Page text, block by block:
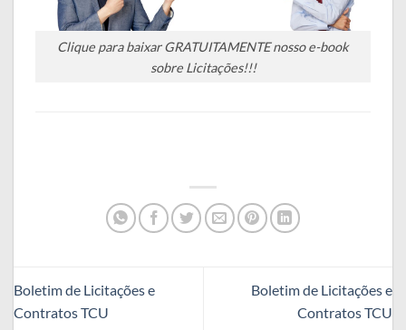
Clique para baixar GRATUITAMENTE nosso e-book
sobre Licitações!!!
Boletim de Licitações e
Contratos TCU
Boletim de Licitações e
Contratos TCU